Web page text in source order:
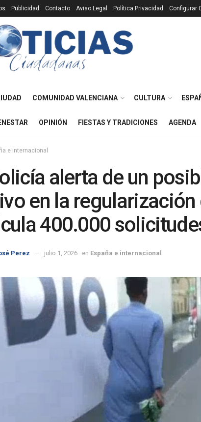
Publicidad Contacto Aviso Legal Política Privacidad Configurar
COMUNIDAD VALENCIANA CULTURA
OPINIÓN FIESTAS Y TRADICIONES AGENDA
e internacional
alerta de un
en la
400.000
Perez julio 1, 2026 en España e internacional